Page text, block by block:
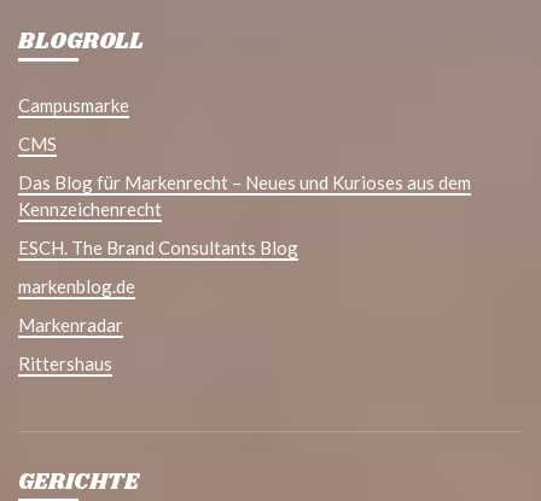
BLOGROLL
Campusmarke
CMS
Das Blog für Markenrecht – Neues und Kurioses aus dem
Kennzeichenrecht
ESCH. The Brand Consultants Blog
markenblog.de
Markenradar
Rittershaus
GERICHTE